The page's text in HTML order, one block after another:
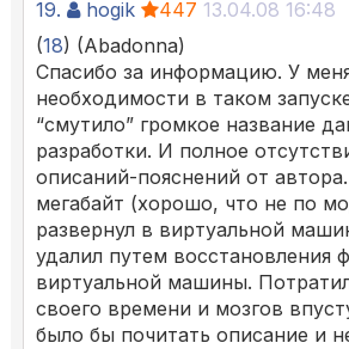
19. hogik 447 13.04.08 16:48
(18) (Abadonna)
Спасибо за информацию. У
необходимости в таком
“смутило” громкое название
разработки. И полное
описаний-пояснений от
мегабайт (хорошо, что не по
развернул в виртуальной
удалил путем восстановления
виртуальной машины.
своего времени и мозгов
было бы почитать описание и